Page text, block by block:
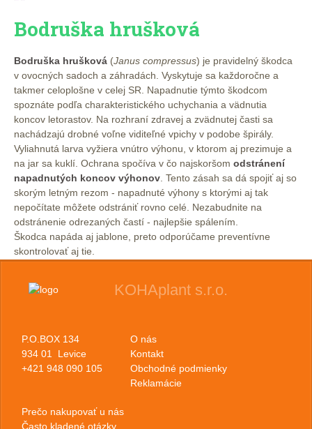
Bodruška hrušková
Bodruška hrušková (Janus compressus) je pravidelný škodca
v ovocných sadoch a záhradách. Vyskytuje sa každoročne a
takmer celoplošne v celej SR. Napadnutie týmto škodcom
spoznáte podľa charakteristického uchychania a vädnutia
koncov letorastov. Na rozhraní zdravej a zvädnutej časti sa
nachádzajú drobné voľne viditeľné vpichy v podobe špirály.
Vyliahnutá larva vyžiera vnútro výhonu, v ktorom aj prezimuje a
na jar sa kuklí. Ochrana spočíva v čo najskoršom odstránení
napadnutých koncov výhonov . Tento zásah sa dá spojiť aj so
skorým letným rezom - napadnuté výhony s ktorými aj tak
nepočítate môžete odstrániť rovno celé. Nezabudnite na
odstránenie odrezaných častí - najlepšie spálením.
Škodca napáda aj jablone, preto odporúčame preventívne
skontrolovať aj tie.
KOHAplant s.r.o.
P.O.BOX 134
934 01 Levice
+421 948 090 105
O nás
Kontakt
Obchodné podmienky
Reklamácie
Prečo nakupovať u nás
Často kladené otázky